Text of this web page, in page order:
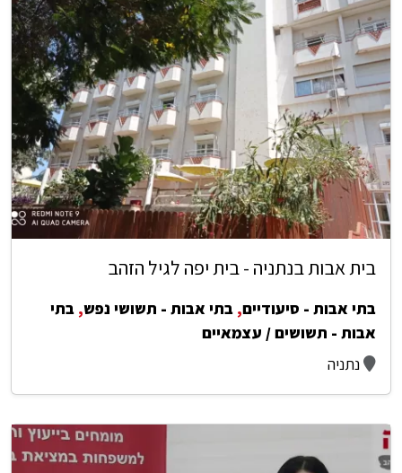
בית אבות בנתניה - בית יפה לגיל הזהב
בתי אבות - סיעודיים, בתי אבות - תשושי נפש, בתי
אבות - תשושים / עצמאיים
נתניה